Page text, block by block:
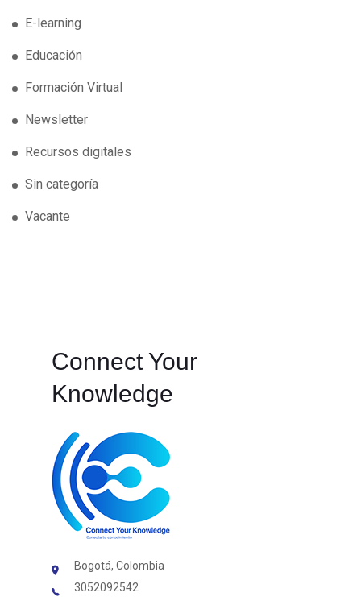
E-learning
Educación
Formación Virtual
Newsletter
Recursos digitales
Sin categoría
Vacante
Connect Your
Knowledge
Bogotá, Colombia
3052092542